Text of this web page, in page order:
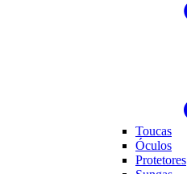
Toucas
Óculos
Protetores